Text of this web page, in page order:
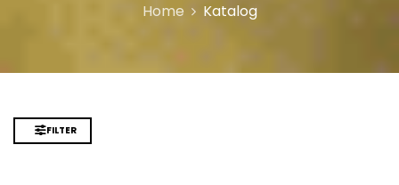
Home Katalog
FILTER